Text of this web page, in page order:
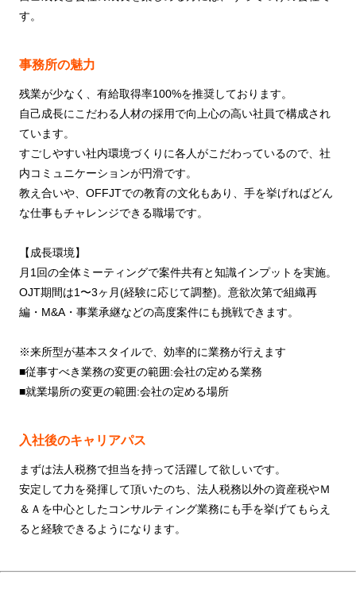
す。
事務所の魅力
残業が少なく、有給取得率100%を推奨しております。
自己成長にこだわる人材の採用で向上心の高い社員で構成され
ています。
すごしやすい社内環境づくりに各人がこだわっているので、社
内コミュニケーションが円滑です。
教え合いや、OFFJTでの教育の文化もあり、手を挙げればどん
な仕事もチャレンジできる職場です。
【成長環境】
月1回の全体ミーティングで案件共有と知識インプットを実施。
OJT期間は1〜3ヶ月(経験に応じて調整)。意欲次第で組織再
編・M&A・事業承継などの高度案件にも挑戦できます。
※来所型が基本スタイルで、効率的に業務が行えます
■従事すべき業務の変更の範囲:会社の定める業務
■就業場所の変更の範囲:会社の定める場所
入社後のキャリアパス
まずは法人税務で担当を持って活躍して欲しいです。
安定して力を発揮して頂いたのち、法人税務以外の資産税やＭ
＆Ａを中心としたコンサルティング業務にも手を挙げてもらえ
ると経験できるようになります。